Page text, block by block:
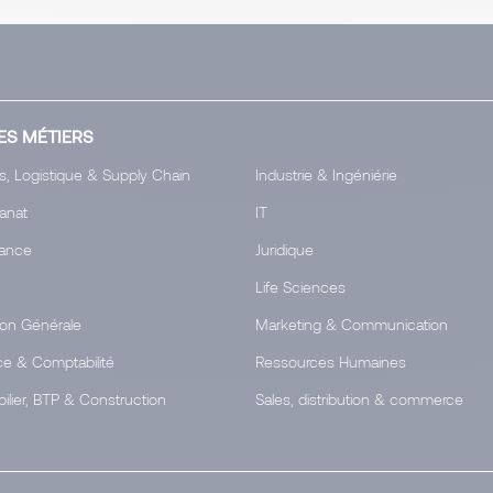
MÉTIERS
Logistique & Supply Chain
Générale
& Comptabilité
BTP & Construction
Industrie & Ingéniérie
IT
Juridique
Life Sciences
Marketing & Communication
Ressources Humaines
Sales, distribution & commerce